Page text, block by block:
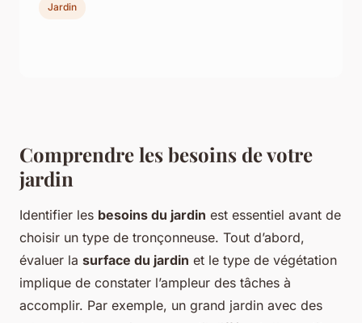
Comprendre les besoins de votre
jardin
Identifier les besoins du jardin est essentiel avant de
choisir un type de tronçonneuse. Tout d’abord,
évaluer la surface du jardin et le type de végétation
implique de constater l’ampleur des tâches à
accomplir. Par exemple, un grand jardin avec des
Jardin